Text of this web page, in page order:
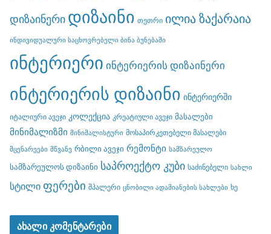
დიზაინერი დიზაინი თეთრი ილია ზაქარაია
ინდივიდუალური საცხოვრებელი ბინა ბუნებაში
ინტერიერი ინტერიერის დიზაინერი
ინტერიერის დიზაინი ინტერიერში
იტალიური ავეჯი კოლექცია კრეატიული ავეჯი მასალები
მინიმალიზმი მინიმალისტური მოსაპირკეთებელი მასალები
მცენარეები მწვანე რბილი ავეჯი რემონტი სამზარეულო
სამზარეულოს დიზაინი საპროექტო კუბი საძინებელი სახლი
სტილი ფერები შპალერი ცნობილი ადამიანების სახლები ხე
ახალი კომენტარები